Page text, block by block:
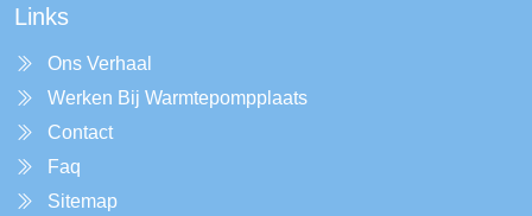
Links
Ons Verhaal
Werken Bij Warmtepompplaats
Contact
Faq
Sitemap